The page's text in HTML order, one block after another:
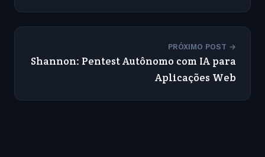
PRÓXIMO POST →
Shannon: Pentest Autônomo com IA para
Aplicações Web